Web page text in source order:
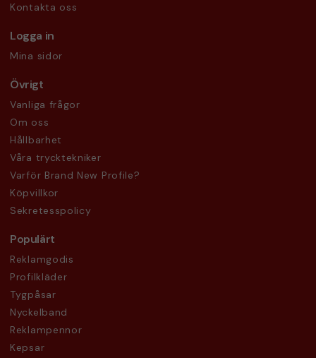
Kontakta oss
Logga in
Mina sidor
Övrigt
Vanliga frågor
Om oss
Hållbarhet
Våra trycktekniker
Varför Brand New Profile?
Köpvillkor
Sekretesspolicy
Populärt
Reklamgodis
Profilkläder
Tygpåsar
Nyckelband
Reklampennor
Kepsar